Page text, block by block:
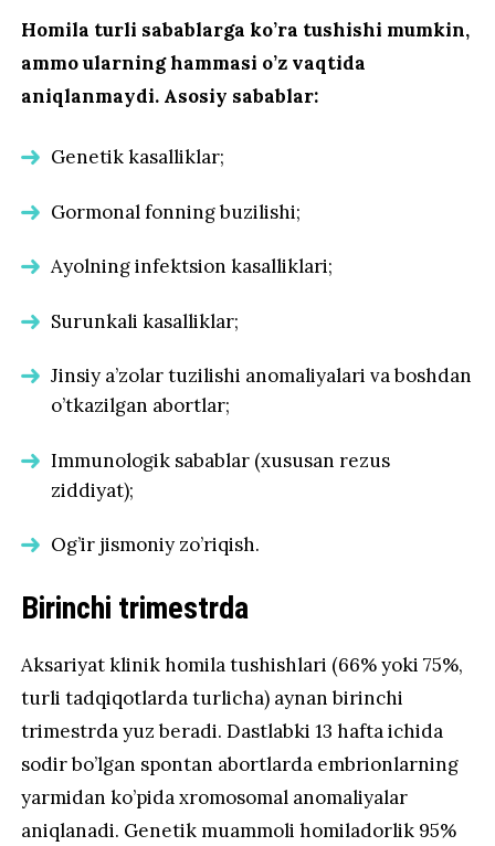
Homila turli sabablarga ko’ra tushishi mumkin,
ammo ularning hammasi o’z vaqtida
aniqlanmaydi. Asosiy sabablar:
Genetik kasalliklar;
Gormonal fonning buzilishi;
Ayolning infektsion kasalliklari;
Surunkali kasalliklar;
Jinsiy a’zolar tuzilishi anomaliyalari va boshdan
o’tkazilgan abortlar;
Immunologik sabablar (xususan rezus
ziddiyat);
Og’ir jismoniy zo’riqish.
Birinchi trimestrda
Aksariyat klinik homila tushishlari (66% yoki 75%,
turli tadqiqotlarda turlicha) aynan birinchi
trimestrda yuz beradi. Dastlabki 13 hafta ichida
sodir bo’lgan spontan abortlarda embrionlarning
yarmidan ko’pida xromosomal anomaliyalar
aniqlanadi. Genetik muammoli homiladorlik 95%